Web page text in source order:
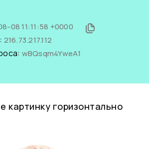
08 11:11:58 +0000
216.73.217.112
wBQsqm4YweA1
картинку горизонтально